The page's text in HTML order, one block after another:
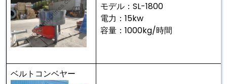
モデル：SL-1800
電力：15kw
容量：1000kg/時間
ベルトコンベヤー